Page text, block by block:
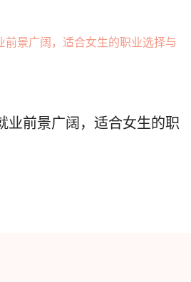
业前景广阔，适合女生的职